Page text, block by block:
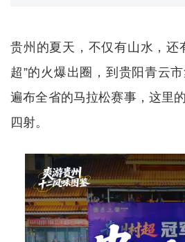
贵州的夏天，不仅有山水，还
超”的火爆出圈，到贵阳青云
遍布全省的马拉松赛事，这里
四射。